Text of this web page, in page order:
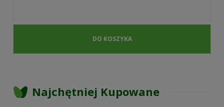
DO KOSZYKA
Najchętniej Kupowane